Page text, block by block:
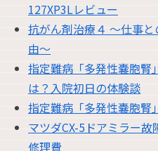
127XP3Lレビュー
抗がん剤治療４ 〜仕事
由〜
指定難病「多発性嚢胞腎
は？入院初日の体験談
指定難病「多発性嚢胞腎
マツダCX-5ドアミラー
修理費